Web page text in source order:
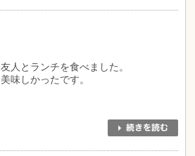
友人とランチを食べました。
美味しかったです。